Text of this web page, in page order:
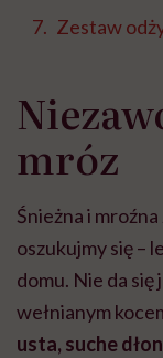
Zestaw
mróz
Śnieżna i
oszukujmy się –
domu. Nie da
wełnianym
usta, suche